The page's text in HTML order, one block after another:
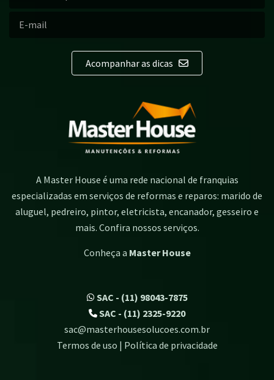
Acompanhar as dicas
A Master House é uma rede nacional de franquias
especializadas em serviços de reformas e reparos: marido de
aluguel, pedreiro, pintor, eletricista, encanador, gesseiro e
mais. Confira nossos serviços.
Conheça a Master House
SAC - (11) 98043-7875
SAC - (11) 2325-9220
sac@masterhousesolucoes.com.br
Termos de uso | Política de privacidade